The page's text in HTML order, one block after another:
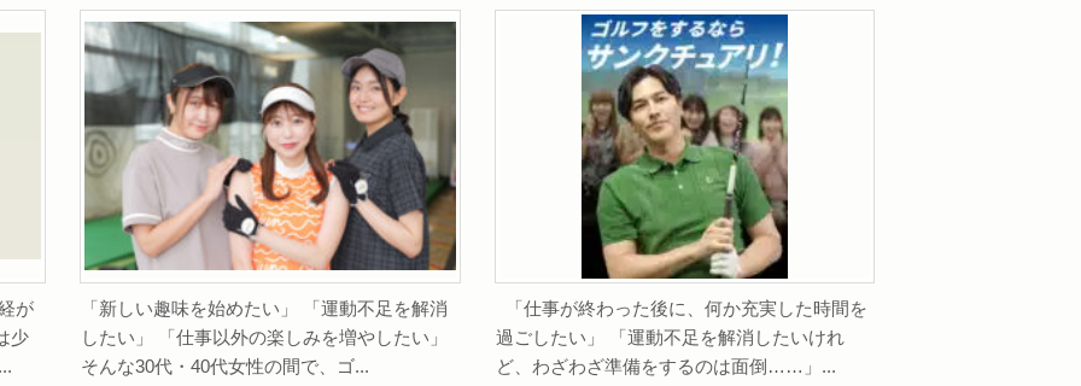
が
少
「新しい趣味を始めたい」 「運動不足を解消
したい」 「仕事以外の楽しみを増やしたい」
そんな30代・40代女性の間で、ゴ...
「仕事が終わった後に、何か充実した時間を
過ごしたい」 「運動不足を解消したいけれ
ど、わざわざ準備をするのは面倒……」...